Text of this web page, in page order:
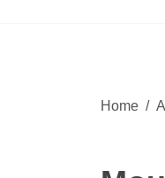
Home /